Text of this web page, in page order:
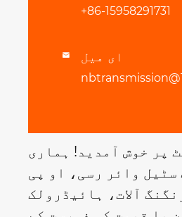
+86-15958291731
 ای میل
پر خوش آمدید! ہماری
سٹیل وائر رسی، او پی
آلات، ہائیڈرولک